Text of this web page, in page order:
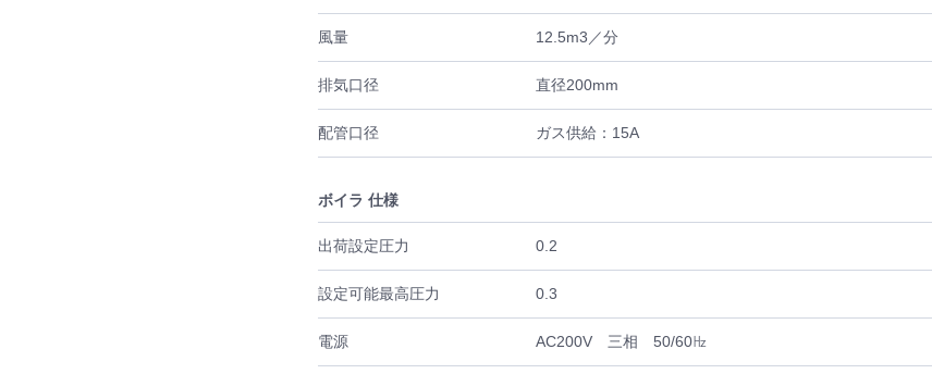
風量 12.5m3／分
排気口径 直径200mm
配管口径 ガス供給：15A
ボイラ 仕様
出荷設定圧力 0.2
設定可能最高圧力 0.3
電源 AC200V 三相 50/60㎐